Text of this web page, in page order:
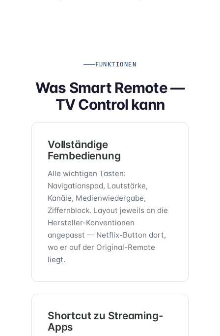
FUNKTIONEN
Was Smart Remote —
TV Control kann
Vollständige
Fernbedienung
Alle wichtigen Tasten:
Navigationspad, Lautstärke,
Kanäle, Medien­wiedergabe,
Ziffernblock. Layout jeweils an die
Hersteller-Konventionen
angepasst — Netflix-Button dort,
wo er auf der Original-Remote
liegt.
Shortcut zu Streaming-
Apps